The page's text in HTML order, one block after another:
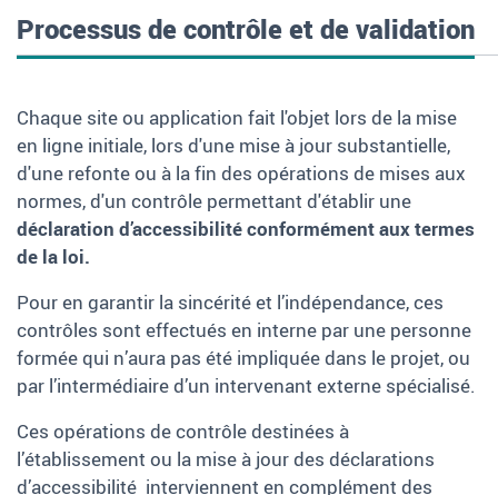
Processus de contrôle et de validation
Chaque site ou application fait l'objet lors de la mise
en ligne initiale, lors d'une mise à jour substantielle,
d'une refonte ou à la fin des opérations de mises aux
normes, d'un contrôle permettant d'établir une
déclaration d’accessibilité conformément aux termes
de la loi.
Pour en garantir la sincérité et l’indépendance, ces
contrôles sont effectués en interne par une personne
formée qui n’aura pas été impliquée dans le projet, ou
par l’intermédiaire d’un intervenant externe spécialisé.
Ces opérations de contrôle destinées à
l’établissement ou la mise à jour des déclarations
d’accessibilité interviennent en complément des